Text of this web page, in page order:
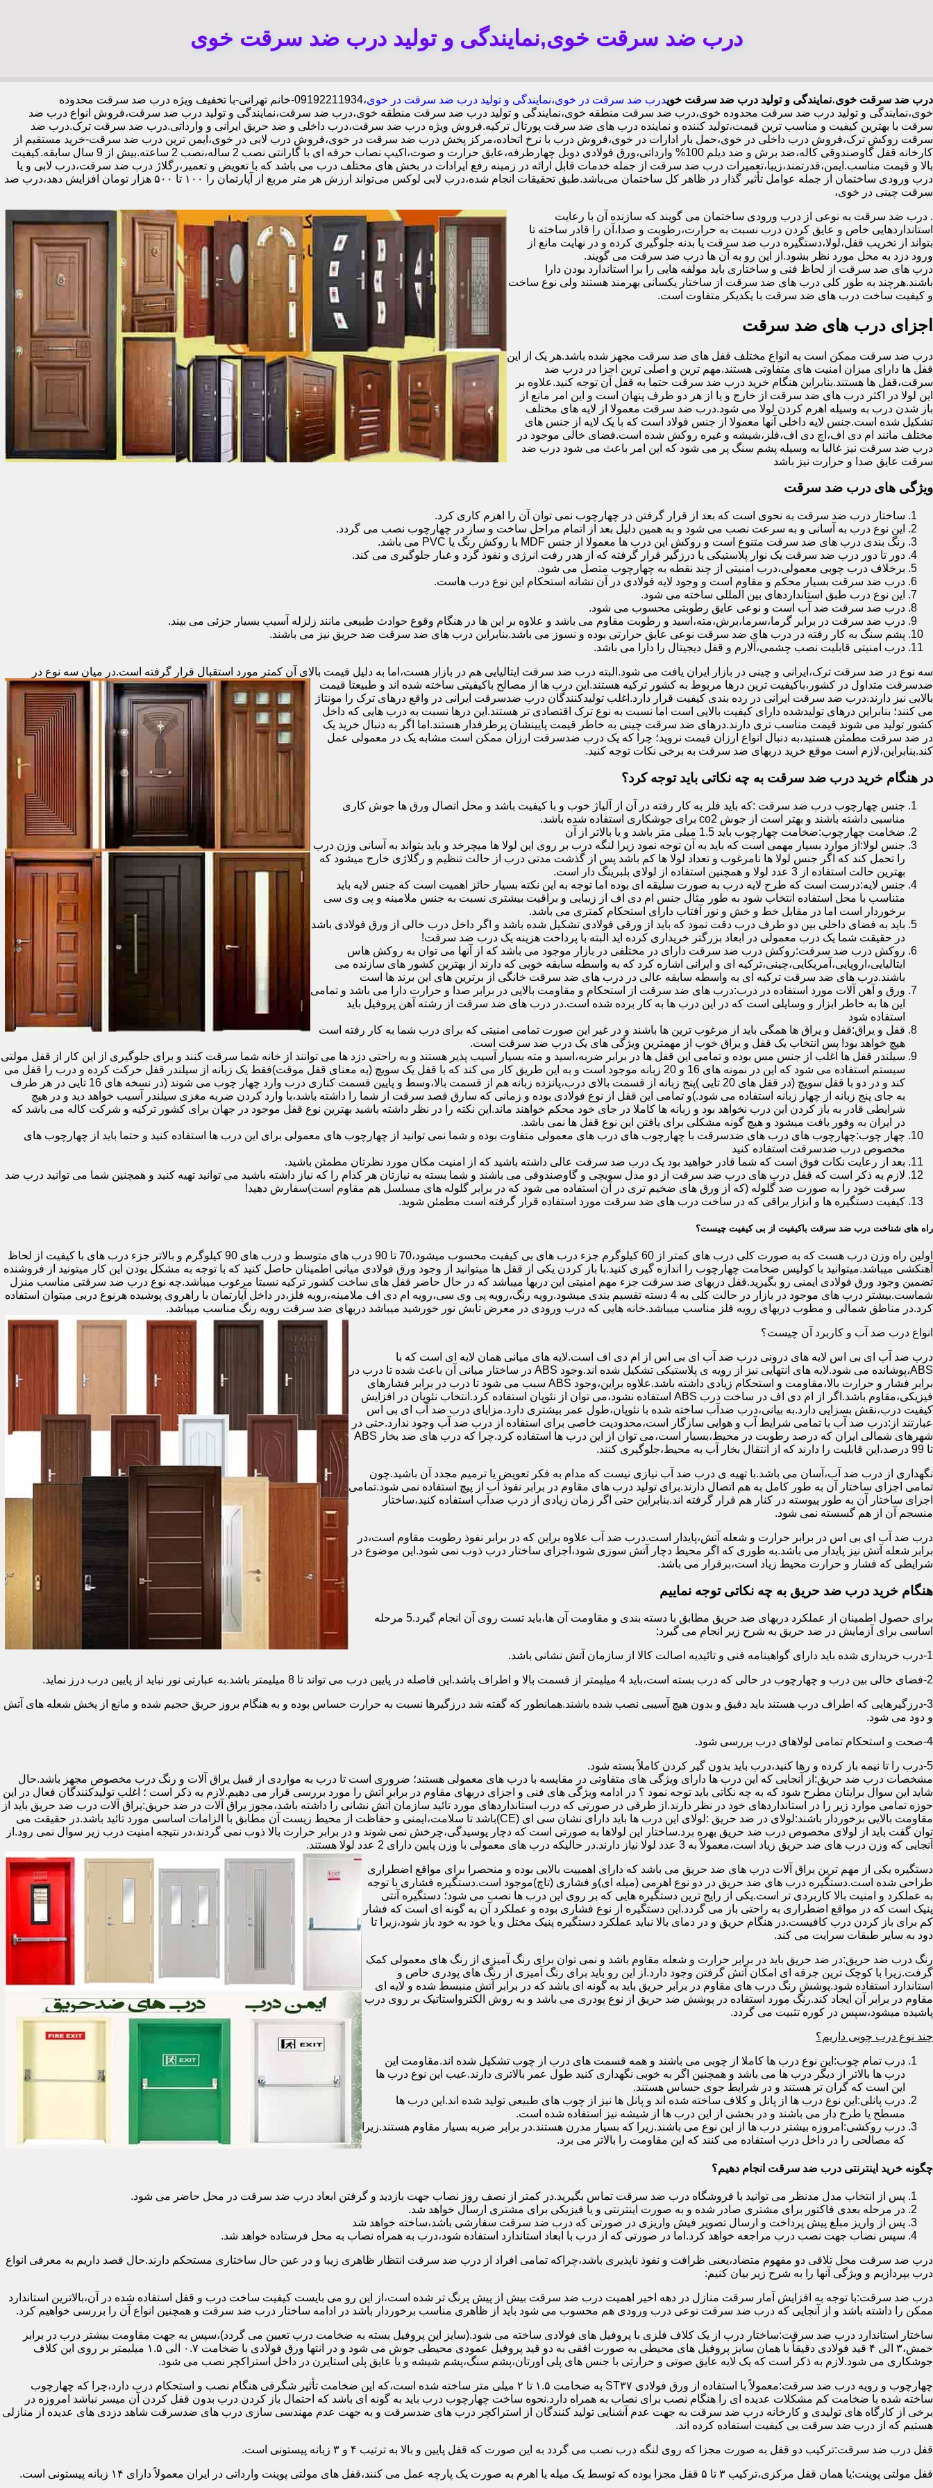
درب ضد سرقت خوی,نمایندگی و تولید درب ضد سرقت خوی
درب ضد سرقت خوی،نمایندگی و تولید درب ضد سرقت خویدرب ضد سرقت در خوی،نمایندگی و تولید درب ضد سرقت در خوی
،09192211934-خانم تهرانی-با تخفیف ویژه درب ضد سرقت محدوده
خوی،نمایندگی و تولید درب ضد سرقت محدوده خوی،درب ضد سرقت منطقه خوی،نمایندگی و تولید درب ضد سرقت منطقه خوی،درب ضد سرقت،نمایندگی و تولید درب ضد سرقت،فروش انواع درب ضد
سرقت با بهترین کیفیت و مناسب ترین قیمت،تولید کننده و نماینده درب های ضد سرقت پورتال ترکیه.فروش ویژه درب ضد سرقت،درب داخلی و ضد حریق ایرانی و وارداتی.درب ضد سرقت ترک.درب ضد
سرقت روکش ترک،فروش درب داخلی در خوی،حمل بار ادارات در خوی،فروش درب با نرخ اتحاده،مرکز پخش درب ضد سرقت در خوی،فروش درب لابی در خوی،ایمن ترین درب ضد سرقت-خرید مستقیم از
کارخانه قفل گاوصندوقی کاله،ضد برش و ضد دیلم 100% وارداتی،ورق فولادی دوبل چهارطرفه،عایق حرارت و صوت،اکیپ نصاب حرفه ای با گارانتی نصب 2 ساله،نصب 2 ساعته.بیش از 9 سال سابقه.کیفیت
بالا و قیمت مناسب.ایمن،قدرتمند،زیبا،تعمیرات درب ضد سرقت از جمله خدمات قابل ارائه در زمینه رفع ایرادات در بخش های مختلف درب می باشد که با تعویض و تعمیر،رگلاژ درب ضد سرقت،درب لابی و یا
درب ورودی ساختمان از جمله عوامل تأثیر گذار در ظاهر کل ساختمان می‌باشد.طبق تحقیقات انجام شده،درب لابی لوکس می‌تواند ارزش هر متر مربع از آپارتمان را ۱۰۰ تا ۵۰۰ هزار تومان افزایش دهد،درب ضد
سرقت چینی در خوی،
. درب ضد سرقت به نوعی از درب ورودی ساختمان می گویند که سازنده آن با رعایت
استانداردهایی خاص و عایق کردن درب نسبت به حرارت،رطوبت و صدا،آن را قادر ساخته تا
بتواند از تخریب قفل،لولا،دستگیره درب ضد سرقت یا بدنه جلوگیری کرده و در نهایت مانع از
ورود دزد به محل مورد نظر بشود.از این رو به آن ها درب ضد سرقت می گویند.
درب های ضد سرقت از لحاظ فنی و ساختاری باید مولفه هایی را برا استاندارد بودن دارا
باشند.هرچند به طور کلی درب های ضد سرقت از ساختار یکسانی بهرمند هستند ولی نوع ساخت
و کیفیت ساخت درب های ضد سرقت با یکدیکر متفاوت است.
اجزای درب های ضد سرقت
درب ضد سرقت ممکن است به انواع مختلف قفل های ضد سرقت مجهز شده باشد.هر یک از این
قفل ها دارای میزان امنیت های متفاوتی هستند.مهم ترین و اصلی ترین اجزا در درب ضد
سرقت،قفل ها هستند.بنابراین هنگام خرید درب ضد سرقت حتما به قفل آن توجه کنید.علاوه بر
این لولا در اکثر درب های ضد سرقت از خارج و یا از هر دو طرف پنهان است و این امر مانع از
باز شدن درب به وسیله اهرم کردن لولا می شود.درب ضد سرقت معمولا از لایه های مختلف
تشکیل شده است.جنس لایه داخلی آنها معمولا از جنس فولاد است که با یک لایه از جنس های
مختلف مانند ام دی اف،اچ دی اف،فلز،شیشه و غیره روکش شده است.فضای خالی موجود در
درب ضد سرقت نیز غالبا به وسیله پشم سنگ پر می شود که این امر باعث می شود درب ضد
سرقت عایق صدا و حرارت نیز باشد
ویژگی های درب ضد سرقت
ساختار درب ضد سرقت به نحوی است که بعد از قرار گرفتن در چهارچوب نمی توان آن را اهرم کاری کرد.
این نوع درب به آسانی و به سرعت نصب می شود و به همین دلیل بعد از اتمام مراحل ساخت و ساز در چهارچوب نصب می گردد.
رنگ بندی درب های ضد سرقت متنوع است و روکش این درب ها معمولا از جنس MDF با روکش رنگ یا PVC می باشد.
دور تا دور درب ضد سرقت یک نوار پلاستیکی یا درزگیر قرار گرفته که از هدر رفت انرژی و نفوذ گرد و غبار جلوگیری می کند.
برخلاف درب چوبی معمولی،درب امنیتی از چند نقطه به چهارچوب متصل می شود.
درب ضد سرقت بسیار محکم و مقاوم است و وجود لایه فولادی در آن نشانه استحکام این نوع درب هاست.
این نوع درب طبق استانداردهای بین المللی ساخته می شود.
درب ضد سرقت ضد آب است و نوعی عایق رطوبتی محسوب می شود.
درب ضد سرقت در برابر گرما،سرما،برش،مته،اسید و رطوبت مقاوم می باشد و علاوه بر این ها در هنگام وقوع حوادث طبیعی مانند زلزله آسیب بسیار جزئی می بیند.
پشم سنگ به کار رفته در درب های ضد سرقت نوعی عایق حرارتی بوده و نسوز می باشد.بنابراین درب های ضد سرقت ضد حریق نیز می باشند.
درب امنیتی قابلیت نصب چشمی،آلارم و قفل دیجیتال را دارا می باشد.
سه نوع در ضد سرقت ترک،ایرانی و چینی در بازار ایران یافت می شود.البته درب ضد سرقت ایتالیایی هم در بازار هست،اما به دلیل قیمت بالای آن کمتر مورد استقبال قرار گرفته است.در میان سه نوع در
ضدسرقت متداول در کشور،باکیفیت ترین درها مربوط به کشور ترکیه هستند.این درب ها از مصالح باکیفیتی ساخته شده اند و طبیعتا قیمت
بالایی نیز دارند.درب ضد سرقت ایرانی در رده بندی کیفیت قرار دارد.اغلب تولیدکنندگان درب ضدسرقت ایرانی در واقع درهای ترک را مونتاژ
می کنند؛ بنابراین درهای تولیدشده دارای کیفیت بالایی است اما نسبت به نوع ترک اقتصادی تر هستند.این درها نسبت به درب هایی که داخل
کشور تولید می شوند قیمت مناسب تری دارند.درهای ضد سرقت چینی به خاطر قیمت پایینشان پرطرفدار هستند.اما اگر به دنبال خرید یک
در ضد سرقت مطمئن هستید،به دنبال انواع ارزان قیمت نروید؛ چرا که یک درب ضدسرقت ارزان ممکن است مشابه یک در معمولی عمل
کند.بنابراین،لازم است موقع خرید دربهای ضد سرقت به برخی نکات توجه کنید.
در هنگام خرید درب ضد سرقت به چه نکاتی باید توجه کرد؟
جنس چهارچوب درب ضد سرقت :که باید فلز به کار رفته در آن از آلیاژ خوب و با کیفیت باشد و محل اتصال ورق ها جوش کاری
مناسبی داشته باشند و بهتر است از جوش co2 برای جوشکاری استفاده شده باشد.
ضخامت چهارچوب:ضخامت چهارچوب باید 1.5 میلی متر باشد و یا بالاتر از آن
جنس لولا:از موارد بسیار مهمی است که باید به آن توجه نمود زیرا لنگه درب بر روی این لولا ها میچرخد و باید بتواند به آسانی وزن درب
را تحمل کند که اگر جنس لولا ها نامرغوب و تعداد لولا ها کم باشد پس از گذشت مدتی درب از حالت تنظیم و رگلاژی خارج میشود که
بهترین حالت استفاده از 3 عدد لولا و همچنین استفاده از لولای بلبرینگ دار است.
جنس لایه:درست است که طرح لایه درب به صورت سلیقه ای بوده اما توجه به این نکته بسیار حائز اهمیت است که جنس لایه باید
متناسب با محل استفاده انتخاب شود به طور مثال جنس ام دی اف از زیبایی و براقیت بیشتری نسبت به جنس ملامینه و پی وی سی
برخوردار است اما در مقابل خط و خش و نور آفتاب دارای استحکام کمتری می باشد.
باید به فضای داخلی بین دو طرف درب دقت نمود که باید از ورقی فولادی تشکیل شده باشد و اگر داخل درب خالی از ورق فولادی باشد
در حقیقت شما یک درب معمولی در ابعاد بزرگتر خریداری کرده اید البته با پرداخت هزینه یک درب ضد سرقت!
روکش درب ضد سرقت:روکش درب ضد سرقت دارای در مختلفی در بازار موجود می باشد که از آنها می توان به روکش هاس
ایتالیایی،اروپایی،آمریکایی،چینی،ترکیه ای و ایرانی اشاره کرد که به واسطه سابقه خوبی که دارند از بهترین کشور های سازنده می
باشند.درب های ضد سرقت ترکیه ای به واسطه سابقه عالی در درب های ضد سرقت خانگی از برترین های این برند ها است
ورق و آهن آلات مورد استفاده در درب:درب های ضد سرقت از استحکام و مقاومت بالایی در برابر صدا و حرارت دارا می باشد و تمامی
این ها به خاطر ابزار و وسایلی است که در این درب ها به کار برده شده است.در درب های ضد سرقت از رشته آهن پروفیل باید
استفاده شود
قفل و یراق:قفل و یراق ها همگی باید از مرغوب ترین ها باشند و در غیر این صورت تمامی امنیتی که برای درب شما به کار رفته است
هیچ خواهد بود! پس انتخاب یک قفل و یراق خوب از مهمترین ویژگی های یک درب ضد سرقت است.
سیلندر قفل ها اغلب از جنس مس بوده و تمامی این قفل ها در برابر ضربه،اسید و مته بسیار آسیب پذیر هستند و به راحتی دزد ها می توانند از خانه شما سرقت کنند و برای جلوگیری از این کار از قفل مولتی
سیستم استفاده می شود که این در نمونه های 16 و 20 زبانه موجود است و به این طریق کار می کند که با قفل یک سویچ (به معنای قفل موقت)فقط یک زبانه از سیلندر قفل حرکت کرده و درب را قفل می
کند و در دو با قفل سویچ (در قفل های 20 تایی )پنج زبانه از قسمت بالای درب،پانزده زبانه هم از قسمت بالا،وسط و پایین قسمت کناری درب وارد چهار چوب می شوند (در نسخه های 16 تایی در هر طرف
به جای پنج زبانه از چهار زبانه استفاده می شود.)و تمامی این قفل از نوع فولادی بوده و زمانی که سارق قصد سرقت از شما را داشته باشد،با وارد کردن ضربه مغزی سیلندر آسیب خواهد دید و در هیچ
شرایطی قادر به باز کردن این درب نخواهد بود و زبانه ها کاملا در جای خود محکم خواهند ماند.این نکته را در نظر داشته باشید بهترین نوع قفل موجود در جهان برای کشور ترکیه و شرکت کاله می باشد که
در ایران به وفور یافت میشود و هیچ گونه مشکلی برای یافتن این نوع قفل ها نمی باشد.
چهار چوب:چهارچوب های درب های ضدسرقت با چهارچوب های درب های معمولی متفاوت بوده و شما نمی توانید از چهارچوب های معمولی برای این درب ها استفاده کنید و حتما باید از چهارچوب های
مخصوص درب ضدسرقت استفاده کنید
بعد از رعایت نکات فوق است که شما قادر خواهید بود یک درب ضد سرقت عالی داشته باشید که از امنیت مکان مورد نظرتان مطمئن باشید.
لازم به ذکر است که قفل درب های درب ضد سرقت از دو مدل سویچی و گاوصندوقی می باشند و شما بسته به نیازتان هر کدام را که نیاز داشته باشید می توانید تهیه کنید و همچنین شما می توانید درب ضد
سرقت خود را به صورت ضد گلوله (که از ورق های ضخیم تری در آن استفاده می شود که در برابر گلوله های مسلسل هم مقاوم است)سفارش دهید!
کیفیت دستگیره ها و ابزار یراقی که در ساخت درب های ضد سرقت مورد استفاده قرار گرفته است مطمئن شوید.
راه های شناخت درب ضد سرقت باکیفیت از بی کیفیت چیست؟
اولین راه وزن درب هست که به صورت کلی درب های کمتر از 60 کیلوگرم جزء درب های بی کیفیت محسوب میشود،70 تا 90 درب های متوسط و درب های 90 کیلوگرم و بالاتر جزء درب های با کیفیت از لحاظ
آهنکشی میباشد.میتوانید با کولیس ضخامت چهارچوب را اندازه گیری کنید.با باز کردن یکی از قفل ها میتوانید از وجود ورق فولادی میانی اطمینان حاصل کنید که با توجه به مشکل بودن این کار میتونید از فروشنده
تضمین وجود ورق فولادی ایمنی رو بگیرید.قفل دربهای ضد سرقت جزء مهم امنیتی این دربها میباشد که در حال حاضر قفل های ساخت کشور ترکیه نسبتا مرغوب میباشد.چه نوع درب ضد سرقتی مناسب منزل
شماست.بیشتر درب های موجود در بازار در حالت کلی به 4 دسته تقسیم بندی میشود.رویه رنگ،رویه پی وی سی،رویه ام دی اف ملامینه،رویه فلز،در داخل آپارتمان با راهروی پوشیده هرنوع دربی میتوان استفاده
کرد.در مناطق شمالی و مطوب دربهای رویه فلز مناسب میباشد.خانه هایی که درب ورودی در معرض تابش نور خورشید میباشد دربهای ضد سرقت رویه رنگ مناسب میباشد.
انواع درب ضد آب و کاربرد آن چیست؟
درب ضد آب ای بی اس لایه های درونی درب ضد آب ای بی اس از ام دی اف است.لایه های میانی همان لایه ای است که با
ABS،پوشانده می شود.لایه های انتهایی نیز از رویه ی پلاستیکی تشکیل شده اند.وجود ABS در ساختار میانی آن باعث شده تا درب در
برابر فشار و حرارت بالا،مقاومت و استحکام زیادی داشته باشد.علاوه براین،وجود ABS سبب می شود تا درب در برابر فشارهای
فیزیکی،مقاوم باشد.اگر از ام دی اف در ساخت درب ABS استفاده نشود،می توان از نئوپان استفاده کرد.انتخاب نئوپان در افزایش
کیفیت درب،نقش بسزایی دارد.به بیانی،درب ضدآب ساخته شده با نئوپان،طول عمر بیشتری دارد.مزایای درب ضد آب ای بی اس
عبارتند از:درب ضد آب با تمامی شرایط آب و هوایی سازگار است،محدودیت خاصی برای استفاده از درب ضد آب وجود ندارد.حتی در
شهرهای شمالی ایران که درصد رطوبت در محیط،بسیار است،می توان از این درب ها استفاده کرد.چرا که درب های ضد بخار ABS
تا 99 درصد،این قابلیت را دارند که از انتقال بخار آب به محیط،جلوگیری کنند.
نگهداری از درب ضد آب،آسان می باشد.با تهیه ی درب ضد آب نیازی نیست که مدام به فکر تعویض یا ترمیم مجدد آن باشید.چون
تمامی اجزای ساختار آن به طور کامل به هم اتصال دارند.برای تولید درب های مقاوم در برابر نفوذ آب از پیچ استفاده نمی شود.تمامی
اجزای ساختار آن به طور پیوسته در کنار هم قرار گرفته اند.بنابراین حتی اگر زمان زیادی از درب ضدآب استفاده کنید،ساختار
منسجم آن از هم گسسته نمی شود.
درب ضد آب ای بی اس در برابر حرارت و شعله آتش،پایدار است.درب ضد آب علاوه براین که در برابر نفوذ رطوبت مقاوم است،در
برابر شعله آتش نیز پایدار می باشد.به طوری که اگر محیط دچار آتش سوزی شود،اجزای ساختار درب ذوب نمی شود.این موضوع در
شرایطی که فشار و حرارت محیط زیاد است،برقرار می باشد.
هنگام خرید درب ضد حریق به چه نکاتی توجه نماییم
برای حصول اطمینان از عملکرد دربهای ضد حریق مطابق با دسته بندی و مقاومت آن ها،باید تست روی آن انجام گیرد.5 مرحله
اساسی برای آزمایش در ضد حریق به شرح زیر انجام می گیرد:
1-درب خریداری شده باید دارای گواهینامه فنی و تائیدیه اصالت کالا از سازمان آتش نشانی باشد.
2-فضای خالی بین درب و چهارچوب در حالی که درب بسته است،باید 4 میلیمتر از قسمت بالا و اطراف باشد.این فاصله در پایین درب می تواند تا 8 میلیمتر باشد.به عبارتی نور نباید از پایین درب درز نماید.
3-درزگیرهایی که اطراف درب هستند باید دقیق و بدون هیچ آسیبی نصب شده باشند.همانطور که گفته شد درزگیرها نسبت به حرارت حساس بوده و به هنگام بروز حریق حجیم شده و مانع از پخش شعله های آتش
و دود می شود.
4-صحت و استحکام تمامی لولاهای درب بررسی شود.
5-درب را تا نیمه باز کرده و رها کنید،درب باید بدون گیر کردن کاملاً بسته شود.
مشخصات درب ضد حریق:از آنجایی که این درب ها دارای ویژگی های متفاوتی در مقایسه با درب های معمولی هستند؛ ضروری است تا درب به مواردی از قبیل یراق آلات و رنگ درب مخصوص مجهز باشد.حال
شاید این سوال برایتان مطرح شود که به چه نکاتی باید توجه نمود ؟ در ادامه ویژگی های فنی و اجزای دربهای مقاوم در برابر آتش را مورد بررسی قرار می دهیم.لازم به ذکر است ؛ اغلب تولیدکنندگان فعال در این
حوزه تمامی موارد زیر را در استانداردهای خود در نظر دارند.از طرفی در صورتی که درب استانداردهای مورد تائید سازمان آتش نشانی را داشته باشد،مجوز یراق آلات در ضد حریق:یراق آلات درب ضد حریق باید از
مقاومت بالایی برخوردار باشند:لولای در ضد حریق :لولای این درب ها باید دارای نشان سی ای (CE)باشد تا سلامت،ایمنی و حفاظت از محیط زیست آن مطابق با الزامات اساسی مورد تائید باشد.در حقیقت می
توان گفت باید از لولای مخصوص درب ضد حریق بهره برد.ساختار این لولاها به صورتی است که دچار پوسیدگی،چرخش نمی شوند و در برابر حرارت بالا ذوب نمی گردند،در نتیجه امنیت درب زیر سوال نمی رود.از
آنجایی که وزن درب های ضد حریق زیاد است،معمولاً به 3 عدد لولا نیاز دارند.در حالیکه درب های معمولی با وزن پایین دارای 2 عدد لولا هستند.
دستگیره یکی از مهم ترین یراق آلات درب های ضد حریق می باشد که دارای اهمییت بالایی بوده و منحصرا برای مواقع اضطراری
طراحی شده است.دستگیره درب های ضد حریق در دو نوع اهرمی (میله ای)و فشاری (تاچ)موجود است.دستگیره فشاری با توجه
به عملکرد و امنیت بالا کاربردی تر است.یکی از رایج ترین دستگیره هایی که بر روی این درب ها نصب می شود؛ دستگیره آنتی
پنیک است که در مواقع اضطراری به راحتی باز می گردد.این دستگیره از نوع فشاری بوده و عملکرد آن به گونه ای است که فشار
کم برای باز کردن درب کافیست.در هنگام حریق و در دمای بالا نباید عملکرد دستگیره پنیک مختل و یا خود به خود باز شود،زیرا تا
دود به سایر طبقات سرایت می کند.
رنگ درب ضد حریق:در ضد حریق باید در برابر حرارت و شعله مقاوم باشد و نمی توان برای رنگ آمیزی از رنگ های معمولی کمک
گرفت.زیرا با کوچک ترین جرقه ای امکان آتش گرفتن وجود دارد.از این رو باید برای رنگ آمیزی از رنگ های پودری خاص و
استاندارد استفاده شود.پوشش رنگ درب های مقاوم در برابر حریق باید به گونه ای باشد که در برابر آتش منبسط شده و لایه ای
مقاوم در برابر آن ایجاد کند.رنگ مورد استفاده در پوشش ضد حریق از نوع پودری می باشد و به روش الکترواستاتیک بر روی درب
پاشیده میشود،سپس در کوره تثبیت می گردد.
چند نوع درب چوبی داریم؟
درب تمام چوب:این نوع درب ها کاملا از چوبی می باشند و همه قسمت های درب از چوب تشکیل شده اند.مقاومت این
درب ها بالاتر از دیگر درب ها می باشد و همچنین اگر به خوبی نگهداری کنید طول عمر بالاتری دارند.عیب این نوع درب ها
این است که گران تر هستند و در شرایط جوی حساس هستند.
درب پانلی:این نوع درب ها از پانل و کلاف ساخته شده اند و پانل ها نیز از چوب های طبیعی تولید شده اند.این درب ها
مسطح یا طرح دار می باشند و در بخشی از این درب ها از شیشه نیز استفاده شده است.
درب روکشی:امروزه بیشتر درب ها از این نوع می باشند.زیرا که بسیار مدرن هستند.در برابر ضربه بسیار مقاوم هستند.زیرا
که مصالحی را در داخل درب استفاده می کنند که این مقاومت را بالاتر می برد.
چگونه خرید اینترنتی درب ضد سرقت انجام دهیم؟
پس از انتخاب مدل مدنظر می توانید با فروشگاه درب ضد سرقت تماس بگیرید.در کمتر از نصف روز نصاب جهت بازدید و گرفتن ابعاد درب ضد سرقت در محل حاضر می شود.
در مرحله بعدی فاکتور برای مشتری صادر شده و به صورت اینترنتی و یا فیزیکی برای مشتری ارسال خواهد شد.
پس از واریز مبلغ پیش پرداخت و ارسال تصویر فیش واریزی در صورتی که درب ضد سرقت سفارشی باشد،ساخته خواهد شد
سپس نصاب جهت نصب درب مراجعه خواهد کرد.اما در صورتی که از درب با ابعاد استاندارد استفاده شود،درب به همراه نصاب به محل فرستاده خواهد شد.
درب ضد سرقت محل تلاقی دو مفهوم متضاد،یعنی ظرافت و نفوذ ناپذیری باشد،چراکه تمامی افراد از درب ضد سرقت انتظار ظاهری زیبا و در عین حال ساختاری مستحکم دارند.حال قصد داریم به معرفی انواع
درب بپردازیم و ویژگی آنها را به شرح زیر بیان کنیم:
درب ضد سرقت:با توجه به افزایش آمار سرقت منازل در دهه اخیر اهمیت درب ضد سرقت بیش از پیش پرنگ تر شده است،از این رو می بایست کیفیت ساخت درب و قفل استفاده شده در آن،بالاترین استاندارد
ممکن را داشته باشد و از آنجایی که درب ضد سرقت نوعی درب ورودی هم محسوب می شود باید از ظاهری مناسب برخوردار باشد در ادامه ساختار درب ضد سرقت و همچنین انواع آن را بررسی خواهیم کرد.
ساختار استاندارد درب ضد سرقت:ساختار درب از یک کلاف فلزی با پروفیل های فولادی ساخته می شود.(سایز این پروفیل بسته به ضخامت درب تعیین می گردد)،سپس به جهت مقاومت بیشتر درب در برابر
خمش،۳ الی ۴ قید فولادی دقیقاً با همان سایز پروفیل های محیطی به صورت افقی به دو قید پروفیل عمودی محیطی جوش می شود و در انتها ورق فولادی با ضخامت ۰.۷ الی ۱.۵ میلیمتر بر روی این کلاف
جوشکاری می شود.لازم به ذکر است که یک لایه عایق صوتی و حرارتی با جنس های پلی اورتان،پشم سنگ،پشم شیشه و یا عایق پلی استایرن در داخل استراکچر نصب می شود.
چهارچوب و رویه درب ضد سرقت:معمولاً با استفاده از ورق فولادی ST۳۷ به ضخامت ۱.۵ تا ۲ میلی متر ساخته شده است،که این ضخامت تأثیر شگرفی هنگام نصب و استحکام درب دارد،چرا که چهارچوب
ساخته شده با ضخامت کم مشکلات عدیده ای را هنگام نصب برای نصاب به همراه دارد.نحوه ساخت چهارچوب درب باید به گونه ای باشد که احتمال باز کردن درب بدون قفل کردن آن میسر نباشد امروزه در
برخی از کارگاه های تولیدی و کارخانه درب ضد سرقت به جهت عدم آشنایی تولید کنندگان از استراکچر درب های ضدسرقت و به جهت عدم مهندسی سازی درب های ضدسرقت شاهد دزدی های عدیده از منازلی
هستیم که از درب ضد سرقت بی کیفیت استفاده کرده اند.
قفل درب ضد سرقت:ترکیب دو قفل به صورت مجزا که روی لنگه درب نصب می گردد به این صورت که قفل پایین و بالا به ترتیب ۴ و ۳ زبانه پیستونی است.
قفل مولتی پوینت:یا همان قفل مرکزی،ترکیب ۳ تا ۵ قفل مجزا بوده که توسط یک میله یا اهرم به صورت یک پارچه عمل می کنند،قفل های مولتی پوینت وارداتی در ایران معمولاً دارای ۱۴ زبانه پیستونی است.